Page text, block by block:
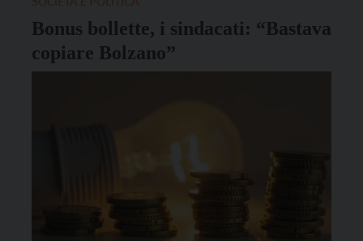
Bonus bollette, i sindacati: “Bastava
copiare Bolzano”